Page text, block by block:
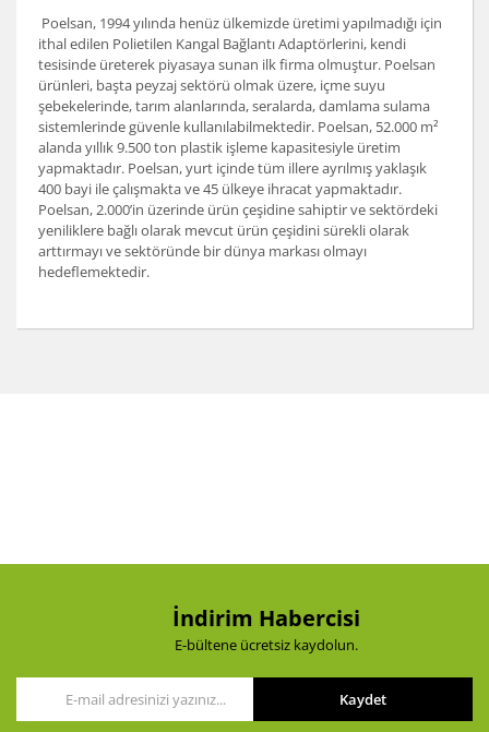
Poelsan, 1994 yılında henüz ülkemizde üretimi yapılmadığı için
ithal edilen Polietilen Kangal Bağlantı Adaptörlerini, kendi
tesisinde üreterek piyasaya sunan ilk firma olmuştur. Poelsan
ürünleri, başta peyzaj sektörü olmak üzere, içme suyu
şebekelerinde, tarım alanlarında, seralarda, damlama sulama
sistemlerinde güvenle kullanılabilmektedir. Poelsan, 52.000 m²
alanda yıllık 9.500 ton plastik işleme kapasitesiyle üretim
yapmaktadır. Poelsan, yurt içinde tüm illere ayrılmış yaklaşık
400 bayi ile çalışmakta ve 45 ülkeye ihracat yapmaktadır.
Poelsan, 2.000’in üzerinde ürün çeşidine sahiptir ve sektördeki
yeniliklere bağlı olarak mevcut ürün çeşidini sürekli olarak
arttırmayı ve sektöründe bir dünya markası olmayı
hedeflemektedir.
Ürün fiyatı diğer sitelerden daha pahalı.
İndirim Habercisi
E-bültene ücretsiz kaydolun.
Kaydet